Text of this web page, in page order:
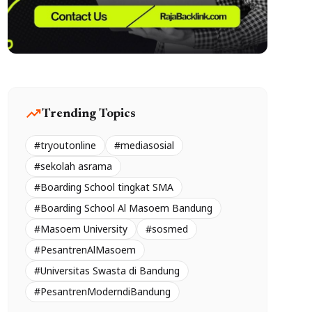
trending_upTrending Topics
#tryoutonline
#mediasosial
#sekolah asrama
#Boarding School tingkat SMA
#Boarding School Al Masoem Bandung
#Masoem University
#sosmed
#PesantrenAlMasoem
#Universitas Swasta di Bandung
#PesantrenModerndiBandung